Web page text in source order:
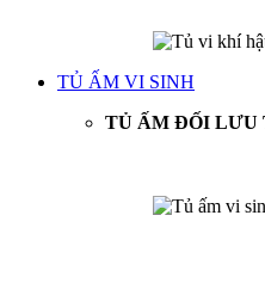
TỦ ẤM VI SINH
TỦ ẤM ĐỐI LƯU